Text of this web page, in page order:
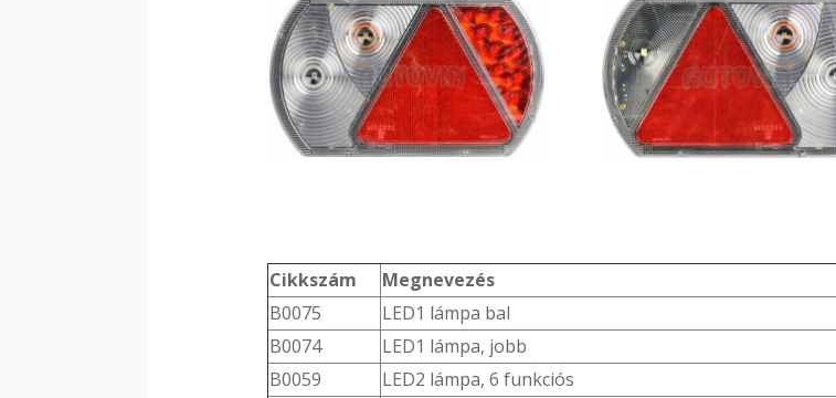
Cikkszám Megnevezés
B0075
LED1 lámpa bal
B0074
LED1 lámpa, jobb
B0059
LED2 lámpa, 6 funkciós